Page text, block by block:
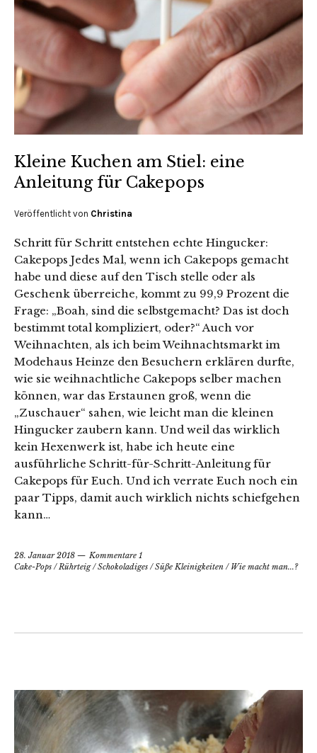
Kleine Kuchen am Stiel: eine
Anleitung für Cakepops
Veröffentlicht von Christina
Schritt für Schritt entstehen echte Hingucker:
Cakepops Jedes Mal, wenn ich Cakepops gemacht
habe und diese auf den Tisch stelle oder als
Geschenk überreiche, kommt zu 99,9 Prozent die
Frage: „Boah, sind die selbstgemacht? Das ist doch
bestimmt total kompliziert, oder?“ Auch vor
Weihnachten, als ich beim Weihnachtsmarkt im
Modehaus Heinze den Besuchern erklären durfte,
wie sie weihnachtliche Cakepops selber machen
können, war das Erstaunen groß, wenn die
„Zuschauer“ sahen, wie leicht man die kleinen
Hingucker zaubern kann. Und weil das wirklich
kein Hexenwerk ist, habe ich heute eine
ausführliche Schritt-für-Schritt-Anleitung für
Cakepops für Euch. Und ich verrate Euch noch ein
paar Tipps, damit auch wirklich nichts schiefgehen
kann…
28. Januar 2018
Kommentare 1
Cake-Pops /Rührteig/Schokoladiges /Süße Kleinigkeiten / Wie macht man...?